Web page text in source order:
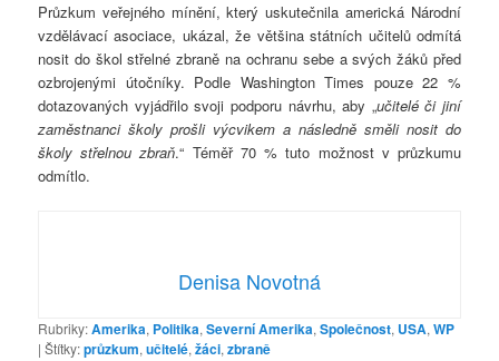
Průzkum veřejného mínění, který uskutečnila americká Národní
vzdělávací asociace, ukázal, že většina státních učitelů odmítá
nosit do škol střelné zbraně na ochranu sebe a svých žáků před
ozbrojenými útočníky. Podle Washington Times pouze 22 %
dotazovaných vyjádřilo svoji podporu návrhu, aby „učitelé či jiní
zaměstnanci školy prošli výcvikem a následně směli nosit do
školy střelnou zbraň.“ Téměř 70 % tuto možnost v průzkumu
odmítlo.
Denisa Novotná
Rubriky:Amerika, Politika,Severní Amerika,Společnost, USA,WP
|Štítky:průzkum,učitelé,žáci,zbraně